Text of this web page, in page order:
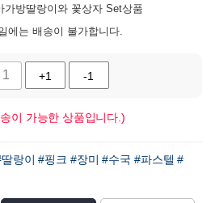
가방딸랑이와 꽃상자 Set상품
에는 배송이 불가합니다.
+1 -1
이 가능한 상품입니다.)
랑이 #핑크 #장미 #수국 #파스텔 #